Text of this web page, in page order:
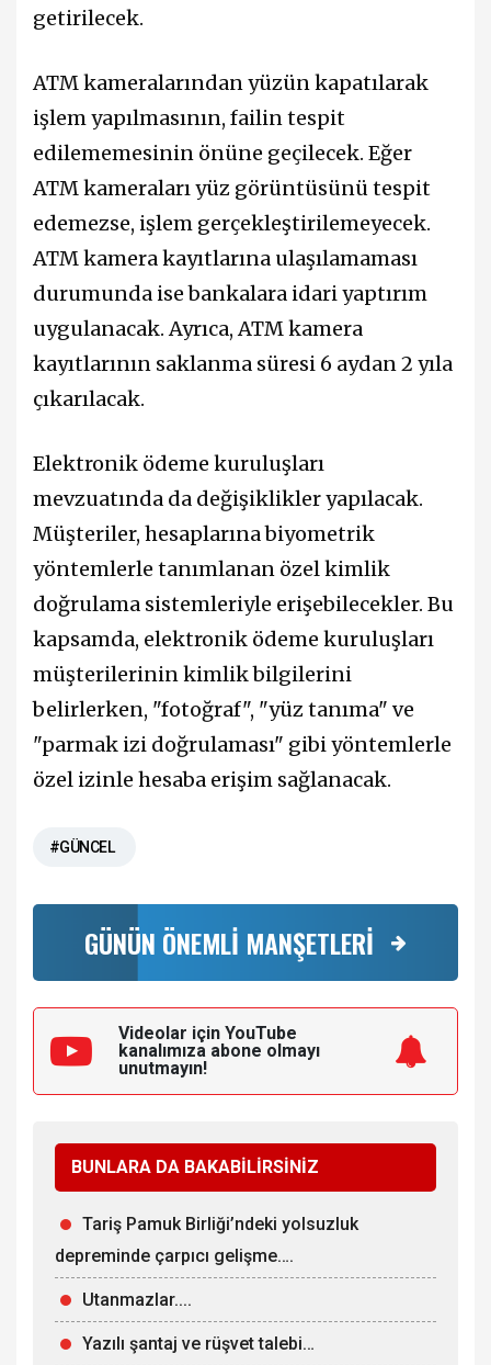
getirilecek.
ATM kameralarından yüzün kapatılarak
işlem yapılmasının, failin tespit
edilememesinin önüne geçilecek. Eğer
ATM kameraları yüz görüntüsünü tespit
edemezse, işlem gerçekleştirilemeyecek.
ATM kamera kayıtlarına ulaşılamaması
durumunda ise bankalara idari yaptırım
uygulanacak. Ayrıca, ATM kamera
kayıtlarının saklanma süresi 6 aydan 2 yıla
çıkarılacak.
Elektronik ödeme kuruluşları
mevzuatında da değişiklikler yapılacak.
Müşteriler, hesaplarına biyometrik
yöntemlerle tanımlanan özel kimlik
doğrulama sistemleriyle erişebilecekler. Bu
kapsamda, elektronik ödeme kuruluşları
müşterilerinin kimlik bilgilerini
belirlerken, "fotoğraf", "yüz tanıma" ve
"parmak izi doğrulaması" gibi yöntemlerle
özel izinle hesaba erişim sağlanacak.
#GÜNCEL
GÜNÜN ÖNEMLİ MANŞETLERİ
Videolar için YouTube
kanalımıza abone olmayı
unutmayın!
BUNLARA DA BAKABİLİRSİNİZ
Tariş Pamuk Birliği’ndeki yolsuzluk
depreminde çarpıcı gelişme….
Utanmazlar....
Yazılı şantaj ve rüşvet talebi…